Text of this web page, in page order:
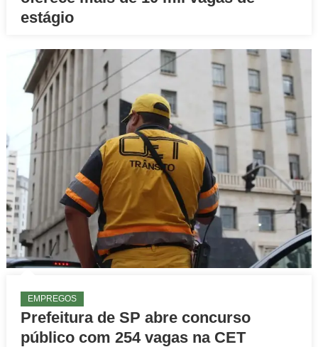
estágio
EMPREGOS
Prefeitura de SP abre concurso
público com 254 vagas na CET